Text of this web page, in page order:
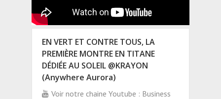
EN VERT ET CONTRE TOUS, LA
PREMIÈRE MONTRE EN TITANE
DÉDIÉE AU SOLEIL @KRAYON
(Anywhere Aurora)
Voir notre chaine Youtube : Business